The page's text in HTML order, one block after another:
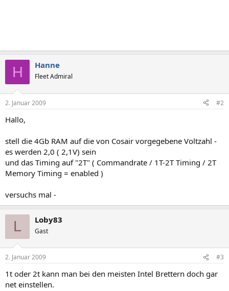
H Hanne
Fleet Admiral
2. Januar 2009 #2
Hallo,
stell die 4Gb RAM auf die von Cosair vorgegebene Voltzahl -
es werden 2,0 ( 2,1V) sein
und das Timing auf "2T" ( Commandrate / 1T-2T Timing / 2T
Memory Timing = enabled )
versuchs mal -
L Loby83
Gast
2. Januar 2009 #3
1t oder 2t kann man bei den meisten Intel Brettern doch gar
net einstellen.